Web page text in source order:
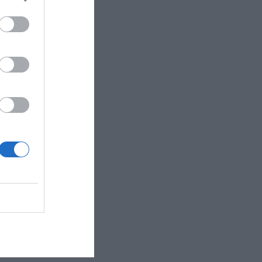
cittadino di Bari..."
del ..."
di Gallura...."
in posizione str..."
tranquillità delle..."